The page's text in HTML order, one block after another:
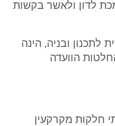
לדון ולאשר בקשות
לתכנון ובניה, הינה
הוועדה
חלקות מקרקעין